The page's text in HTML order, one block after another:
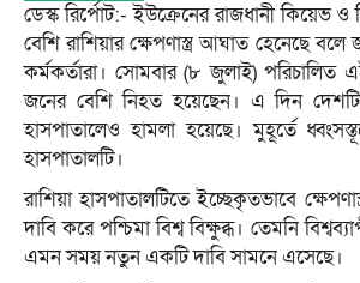
ডেস্ক রির্পোট:- ইউক্রেনের রাজধানী কিয়েভ ও
বেশি রাশিয়ার ক্ষেপণাস্ত্র আঘাত হেনেছে বলে
কর্মকর্তারা। সোমবার (৮ জুলাই) পরিচালিত
জনের বেশি নিহত হয়েছেন। এ দিন
হাসপাতালেও হামলা হয়েছে। মুহূর্তে
হাসপাতালটি।
রাশিয়া হাসপাতালটিতে ইচ্ছেকৃতভাবে
দাবি করে পশ্চিমা বিশ্ব বিক্ষুব্ধ। তেমনি
এমন সময় নতুন একটি দাবি সামনে এসেছে।